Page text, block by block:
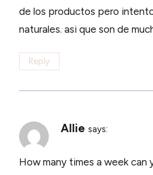
de los productos pero
naturales. asi que son de
Reply
Allie says:
How many times a week can